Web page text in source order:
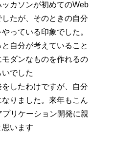
カソンが初めてのWeb
たが、そのときの自分
っている印象でした。
自分が考えていること
ダンなものを作れるの
でした
したわけですが、自分
りました。来年もこん
リケーション開発に親
思います